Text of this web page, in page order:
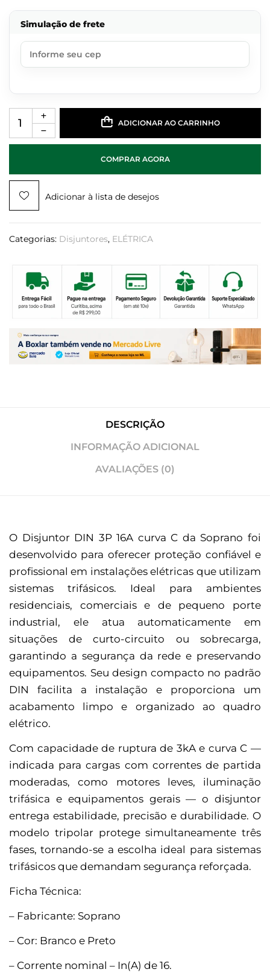
Simulação de frete
ADICIONAR AO CARRINHO
COMPRAR AGORA
Adicionar à lista de desejos
Categorias: Disjuntores, ELÉTRICA
DESCRIÇÃO
INFORMAÇÃO ADICIONAL
AVALIAÇÕES (0)
O Disjuntor DIN 3P 16A curva C da Soprano foi
desenvolvido para oferecer proteção confiável e
profissional em instalações elétricas que utilizam
sistemas trifásicos. Ideal para ambientes
residenciais, comerciais e de pequeno porte
industrial, ele atua automaticamente em
situações de curto-circuito ou sobrecarga,
garantindo a segurança da rede e preservando
equipamentos. Seu design compacto no padrão
DIN facilita a instalação e proporciona um
acabamento limpo e organizado ao quadro
elétrico.
Com capacidade de ruptura de 3kA e curva C —
indicada para cargas com correntes de partida
moderadas, como motores leves, iluminação
trifásica e equipamentos gerais — o disjuntor
entrega estabilidade, precisão e durabilidade. O
modelo tripolar protege simultaneamente três
fases, tornando-se a escolha ideal para sistemas
trifásicos que demandam segurança reforçada.
Ficha Técnica:
– Fabricante: Soprano
– Cor: Branco e Preto
– Corrente nominal – In(A) de 16.